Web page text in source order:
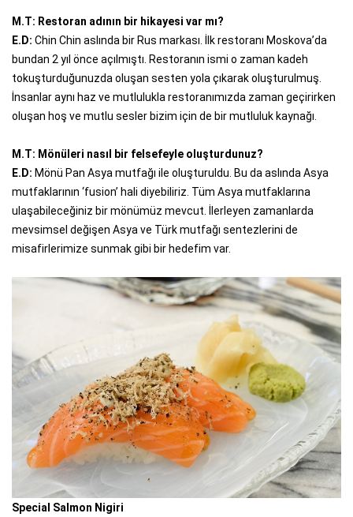
M.T: Restoran adının bir hikayesi var mı?
E.D: Chin Chin aslında bir Rus markası. İlk restoranı Moskova’da
bundan 2 yıl önce açılmıştı. Restoranın ismi o zaman kadeh
tokuşturduğunuzda oluşan sesten yola çıkarak oluşturulmuş.
İnsanlar aynı haz ve mutlulukla restoranımızda zaman geçirirken
oluşan hoş ve mutlu sesler bizim için de bir mutluluk kaynağı.
M.T: Mönüleri nasıl bir felsefeyle oluşturdunuz?
E.D: Mönü Pan Asya mutfağı ile oluşturuldu. Bu da aslında Asya
mutfaklarının ‘fusion’ hali diyebiliriz. Tüm Asya mutfaklarına
ulaşabileceğiniz bir mönümüz mevcut. İlerleyen zamanlarda
mevsimsel değişen Asya ve Türk mutfağı sentezlerini de
misafirlerimize sunmak gibi bir hedefim var.
Special Salmon Nigiri